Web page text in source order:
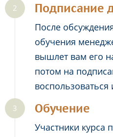
Подписание
После
обучения
вышлет вам его
потом на
Обучение
Участники курса